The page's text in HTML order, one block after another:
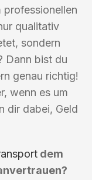
professionellen
qualitativ
sondern
Dann bist du
genau richtig!
wenn es um
dir dabei, Geld
dem